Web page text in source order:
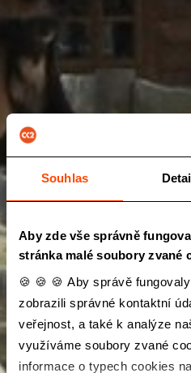
Souhlas
Aby zde vše správně
stránka malé soubory zvané
🍪 🍪 🍪 Aby správě
zobrazili správné kontaktní
veřejnost, a také k analýze
využíváme soubory zvané
informace o typech cookies